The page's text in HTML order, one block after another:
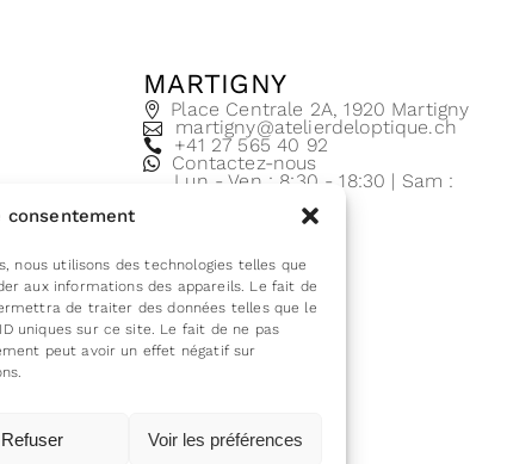
consentement
nous utilisons des technologies telles que
aux informations des appareils. Le fait de
de traiter des données telles que le
uniques sur ce site. Le fait de ne pas
peut avoir un effet négatif sur
Refuser Voir les préférences
MARTIGNY
Place Centrale 2A, 1920 Martigny
martigny@atelierdeloptique.ch
+41 27 565 40 92
Contactez-nous
Lun - Ven : 8:30 - 18:30 | Sam :